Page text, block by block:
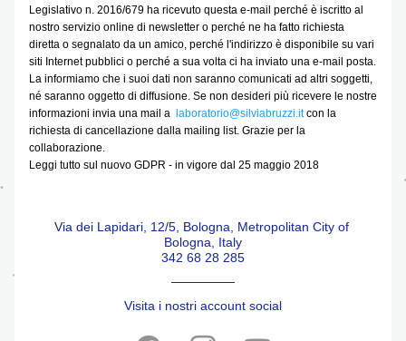
Legislativo n. 2016/679 ha ricevuto questa e-mail perché è iscritto al
nostro servizio online di newsletter o perché ne ha fatto richiesta
diretta o segnalato da un amico, perché l'indirizzo è disponibile su vari
siti Internet pubblici o perché a sua volta ci ha inviato una e-mail posta.
La informiamo che i suoi dati non saranno comunicati ad altri soggetti,
né saranno oggetto di diffusione. Se non desideri più ricevere le nostre
informazioni invia una mail a
laboratorio@silviabruzzi.it con la
richiesta di cancellazione dalla mailing list. Grazie per la
collaborazione.
Leggi tutto sul nuovo GDPR - in vigore dal 25 maggio 2018
Via dei Lapidari, 12/5, Bologna, Metropolitan City of
Bologna, Italy
342 68 28 285
Visita i nostri account social